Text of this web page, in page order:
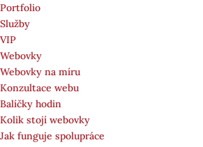
Portfolio
Služby
VIP
Webovky
Webovky na míru
Konzultace webu
Balíčky hodin
Kolik stojí webovky
Jak funguje spolupráce